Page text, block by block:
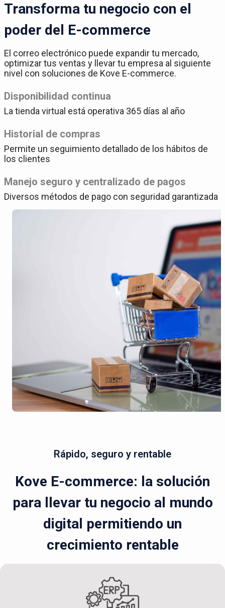
Transforma tu negocio con el
poder del E-commerce
El correo electrónico puede expandir tu mercado,
optimizar tus ventas y llevar tu empresa al siguiente
nivel con soluciones de Kove E-commerce.
Disponibilidad continua
La tienda virtual está operativa 365 días al año
Historial de compras
Permite un seguimiento detallado de los hábitos de
los clientes
Manejo seguro y centralizado de pagos
Diversos métodos de pago con seguridad garantizada
Rápido, seguro y rentable
Kove E-commerce: la solución
para llevar tu negocio al mundo
digital permitiendo un
crecimiento rentable